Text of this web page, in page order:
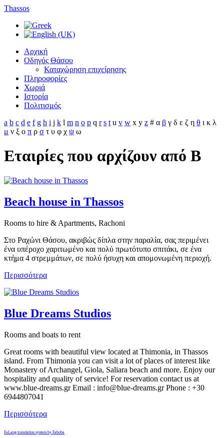
Thassos
Αρχική
Οδηγός Θάσου
Καταχώρηση επιχείρησης
Πληροφορίες
Χωριά
Ιστορία
Πολιτισμός
a b c d e f g h i j k l m n o p q r s t u v w x y z # α β γ δ ε ζ η θ ι κ λ
μ ν ξ ο π ρ σ τ υ φ χ ψ ω
Εταιρίες που αρχίζουν από B
Beach house in Thassos
Rooms to hire & Apartments, Rachoni
Στο Ραχώνι Θάσου, ακριβώς δίπλα στην παραλία, σας περιμένει
ένα υπέροχο χαριτωμένο και πολύ πρωτότυπο σπιτάκι, σε ένα
κτήμα 4 στρεμμάτων, σε πολύ ήσυχη και απομονωμένη περιοχή.
Περισσότερα
Blue Dreams Studios
Rooms and boats to rent
Great rooms with beautiful view located at Thimonia, in Thassos
island. From Thimonia you can visit a lot of places of interest like
Monastery of Archangel, Giola, Saliara beach and more. Enjoy our
hospitality and quality of service! For reservation contact us at
www.blue-dreams.gr Email : info@blue-dreams.gr Phone : +30
6944807041
Περισσότερα
FaLang translation system by Faboba